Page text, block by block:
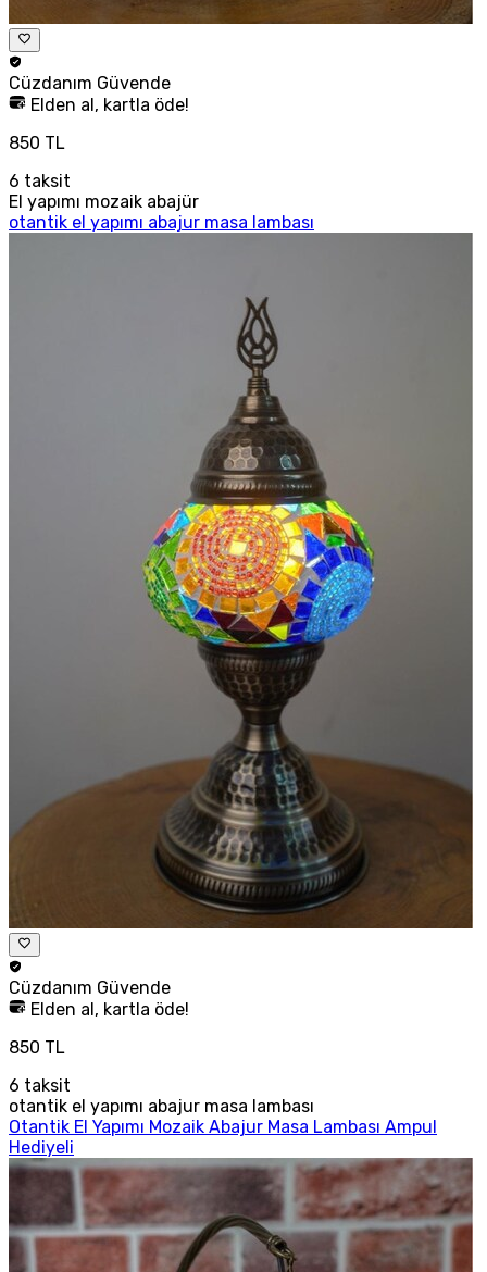
Cüzdanım Güvende
Elden al, kartla öde!
850 TL
6 taksit
El yapımı mozaik abajür
otantik el yapımı abajur masa lambası
Cüzdanım Güvende
Elden al, kartla öde!
850 TL
6 taksit
otantik el yapımı abajur masa lambası
Otantik El Yapımı Mozaik Abajur Masa Lambası Ampul
Hediyeli